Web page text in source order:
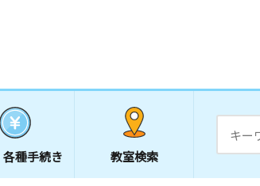
各種手続き 教室検索